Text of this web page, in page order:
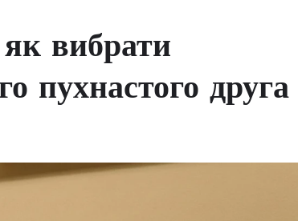
вибрати
пухнастого друга